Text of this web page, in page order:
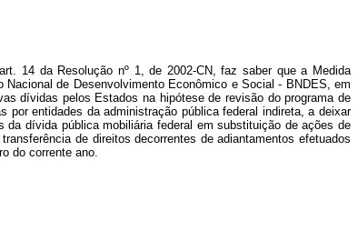
14 da Resolução nº 1, de 2002-CN, faz saber que a Medida
de Desenvolvimento Econômico e Social - BNDES, em
dívidas pelos Estados na hipótese de revisão do programa de
entidades da administração pública federal indireta, a deixar
dívida pública mobiliária federal em substituição de ações de
de direitos decorrentes de adiantamentos efetuados
do corrente ano.